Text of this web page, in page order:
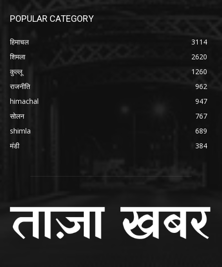
POPULAR CATEGORY
हिमाचल
3114
शिमला
2620
कुल्लू
1260
राजनीति
962
himachal
947
सोलन
767
shimla
689
मंडी
384